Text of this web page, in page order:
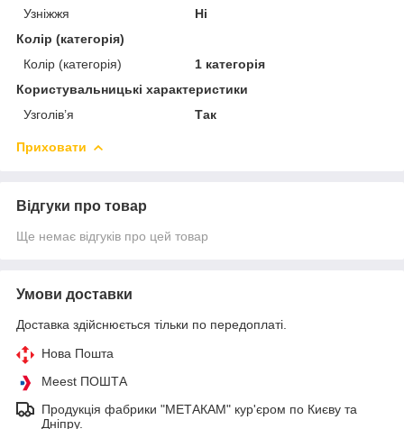
Узніжжя
Ні
Колір (категорія)
Колір (категорія)
1 категорія
Користувальницькі характеристики
Узголів’я
Так
Приховати
Відгуки про товар
Ще немає відгуків про цей товар
Умови доставки
Доставка здійснюється тільки по передоплаті.
Нова Пошта
Meest ПОШТА
Продукція фабрики "МЕТАКАМ" кур'єром по Києву та
Дніпру.